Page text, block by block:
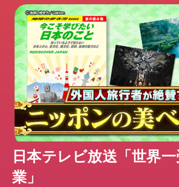
日本テレビ放送「世界
業」